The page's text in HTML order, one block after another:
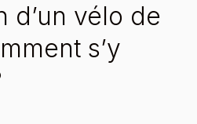
d’un vélo de
s’y